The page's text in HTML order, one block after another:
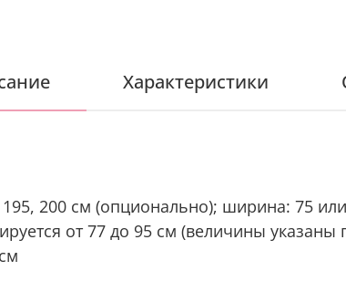
Характеристики
200 см (опционально); ширина: 75
от 77 до 95 см (величины